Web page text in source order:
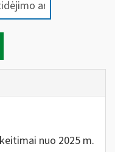
nuo 2025 m.